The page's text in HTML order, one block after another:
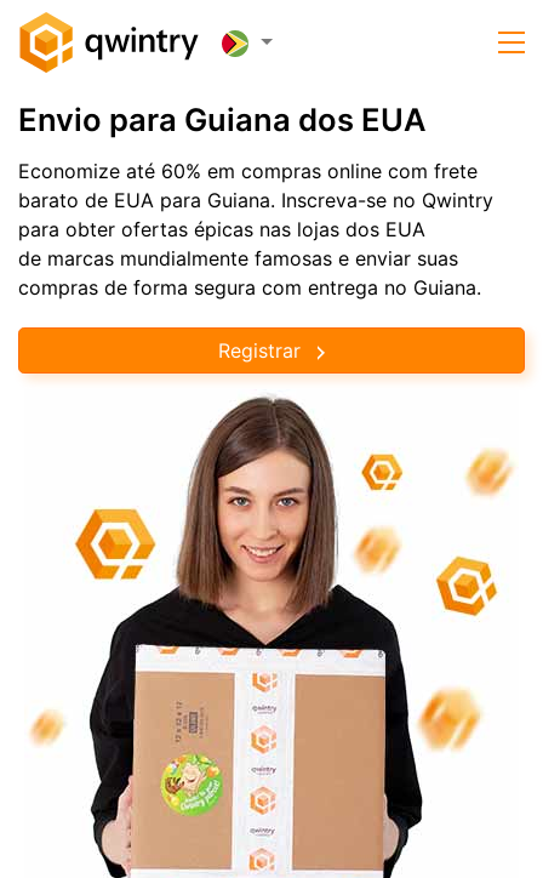
Envio para Guiana dos EUA
Economize até 60% em compras online com frete
barato de EUA para Guiana. Inscreva-se no Qwintry
para obter ofertas épicas nas lojas dos EUA
de marcas mundialmente famosas e enviar suas
compras de forma segura com entrega no Guiana.
Registrar